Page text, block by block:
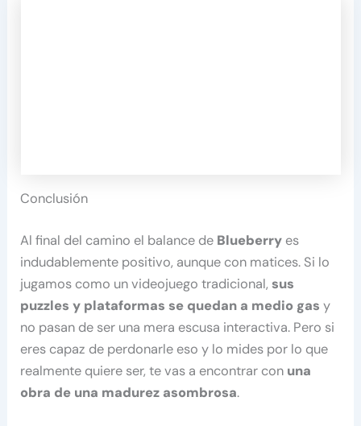
Conclusión
Al final del camino el balance de Blueberry es
indudablemente positivo, aunque con matices. Si lo
jugamos como un videojuego tradicional,sus
puzzles y plataformas se quedan a medio gas y
no pasan de ser una mera escusa interactiva. Pero si
eres capaz de perdonarle eso y lo mides por lo que
realmente quiere ser, te vas a encontrar con una
obra de una madurez asombrosa.